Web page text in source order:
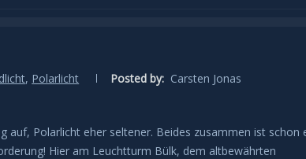
, Polarlicht Posted by: Carsten Jonas
Polarlicht eher seltener. Beides zusammen ist schon
Hier am Leuchtturm Bülk, dem altbewährten